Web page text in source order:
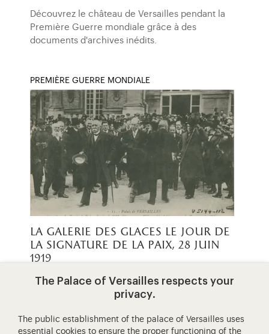
Découvrez le château de Versailles pendant la
Première Guerre mondiale grâce à des
documents d'archives inédits.
PREMIÈRE GUERRE MONDIALE
la galerie des glaces le jour de
la signature de la paix, 28 juin
1919
La Galerie des Glaces prête à
recevoir les représentants des principales
The Palace of Versailles respects your
privacy.
The public establishment of the palace of Versailles uses
essential cookies to ensure the proper functioning of the